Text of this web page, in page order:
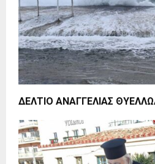
ΔΕΛΤΙΟ ΑΝΑΓΓΕΛΙΑΣ